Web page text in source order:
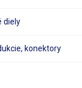
diely
konektory